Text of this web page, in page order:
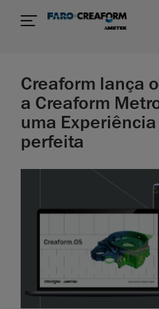
mais
Creaform lança
a Creaform
uma
perfeita